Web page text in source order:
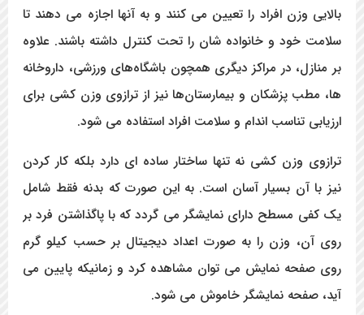
بالایی وزن افراد را تعیین می کنند و به آنها اجازه می دهند تا
سلامت خود و خانواده شان را تحت کنترل داشته باشند. علاوه
بر منازل، در مراکز دیگری همچون باشگاه‌های ورزشی، داروخانه
ها، مطب پزشکان و بیمارستان‌ها نیز از ترازوی وزن کشی برای
ارزیابی تناسب اندام و سلامت افراد استفاده می شود.
ترازوی وزن کشی نه تنها ساختار ساده ای دارد بلکه کار کردن
نیز با آن بسیار آسان است. به این صورت که بدنه فقط شامل
یک کفی مسطح دارای نمایشگر می گردد که با پاگذاشتن فرد بر
روی آن، وزن را به صورت اعداد دیجیتال بر حسب کیلو گرم
روی صفحه نمایش می توان مشاهده کرد و زمانیکه پایین می
آید، صفحه نمایشگر خاموش می شود.